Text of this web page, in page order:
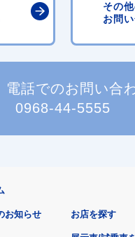
その
お問
電話でのお問い合
0968-44-5555
お知らせ お店を探す